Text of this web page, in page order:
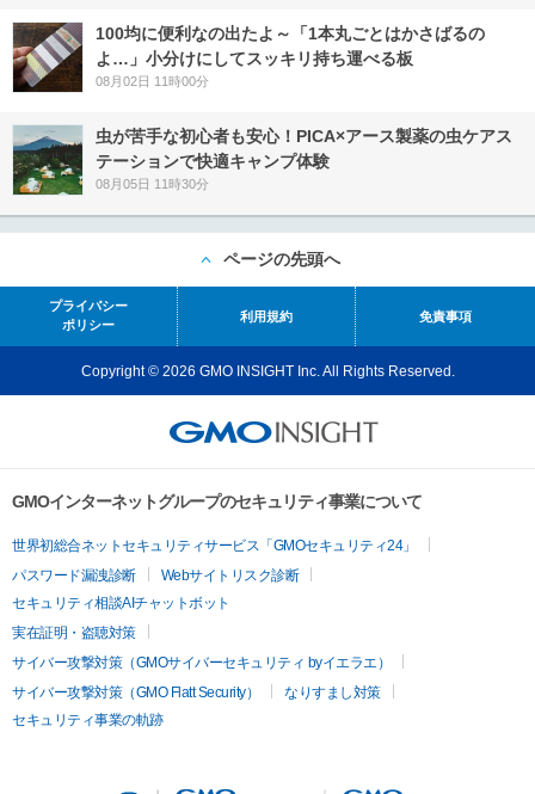
100均に便利なの出たよ～「1本丸ごとはかさばるの
よ…」小分けにしてスッキリ持ち運べる板
08月02日 11時00分
虫が苦手な初心者も安心！PICA×アース製薬の虫ケアス
テーションで快適キャンプ体験
08月05日 11時30分
ページの先頭へ
プライバシー
ポリシー
利用規約 免責事項
Copyright © 2026 GMO INSIGHT Inc. All Rights Reserved.
GMOインターネットグループのセキュリティ事業について
世界初総合ネットセキュリティサービス「GMOセキュリティ24」
パスワード漏洩診断
Webサイトリスク診断
セキュリティ相談AIチャットボット
実在証明・盗聴対策
サイバー攻撃対策（GMOサイバーセキュリティ byイエラエ）
サイバー攻撃対策（GMO Flatt Security）
なりすまし対策
セキュリティ事業の軌跡